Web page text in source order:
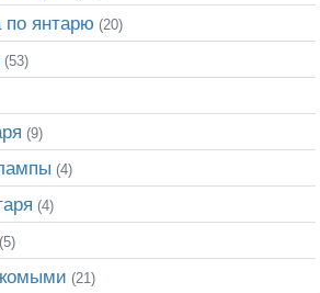
по янтарю (20)
(53)
(9)
(4)
(4)
(5)
(21)